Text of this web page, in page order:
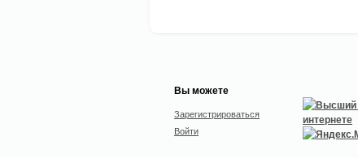
Вы можете
Зарегистрироваться
Войти